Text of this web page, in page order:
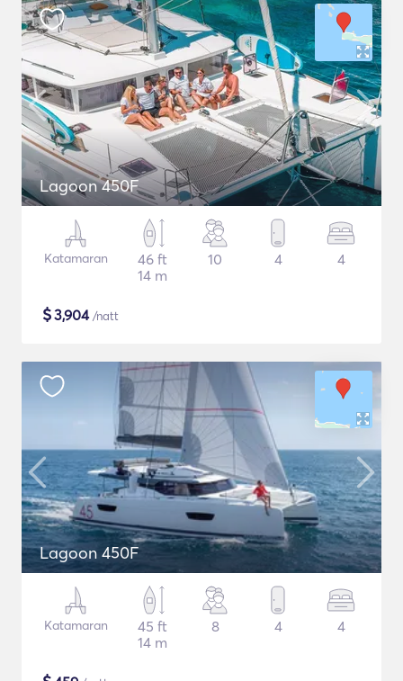
Lagoon 450F
Katamaran
46 ft
14 m
10 4 4
$3,904/natt
Lagoon 450F
Katamaran
45 ft
14 m
8 4 4